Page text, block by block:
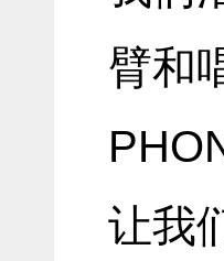
臂和
让我